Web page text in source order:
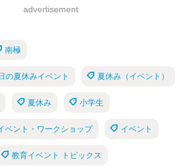
advertisement
南極
の夏休みイベント 夏休み（イベント）
夏休み 小学生
ベント・ワークショップ イベント
教育イベント トピックス